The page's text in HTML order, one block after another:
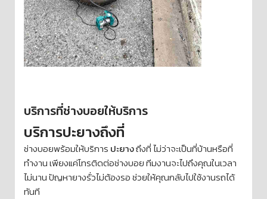
บริการที่ช่างบอยให้บริการ
บริการปะยางถึงที่
ช่างบอยพร้อมให้บริการ ปะยางถึงที่ ไม่ว่าจะเป็นที่บ้านหรือที่
ทำงาน เพียงแค่โทรติดต่อช่างบอย ทีมงานจะไปถึงคุณในเวลา
ไม่นาน ปัญหายางรั่วไม่ต้องรอ ช่วยให้คุณกลับไปใช้งานรถได้
ทันที